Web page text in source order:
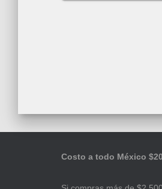
Costo a todo México